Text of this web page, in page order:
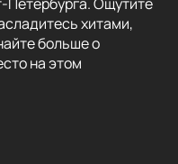
Ощутите
хитами,
больше о
на этом